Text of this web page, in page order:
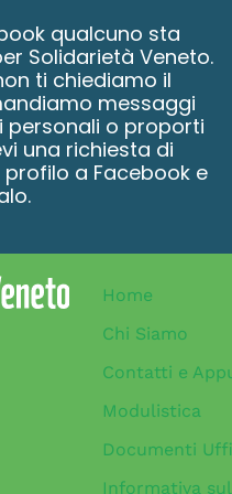
qualcuno sta
Solidarietà Veneto.
ti chiediamo il
messaggi
personali o proporti
una richiesta di
a Facebook e
Home
Chi Siamo
Contatti e
Modulistica
Documenti
Informativa